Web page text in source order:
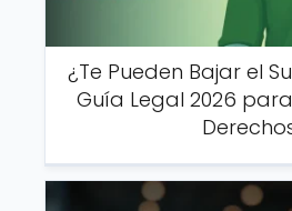
¿Te Pueden Bajar el
Guía Legal 2026